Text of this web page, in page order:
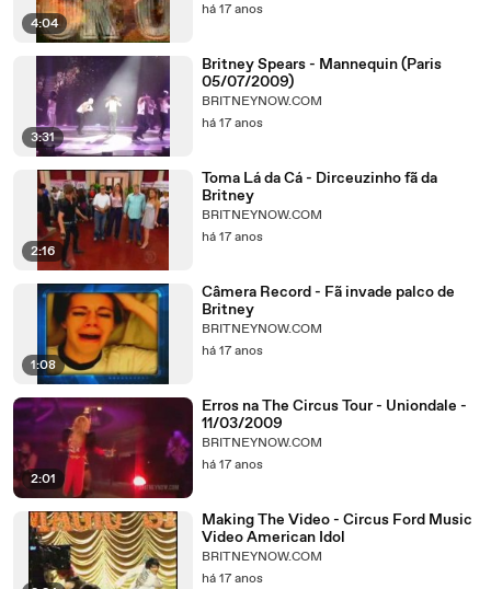
4:04
há 17 anos
3:31
Britney Spears - Mannequin (Paris
05/07/2009)
BRITNEYNOW.COM
há 17 anos
2:16
Toma Lá da Cá - Dirceuzinho fã da
Britney
BRITNEYNOW.COM
há 17 anos
1:08
Câmera Record - Fã invade palco de
Britney
BRITNEYNOW.COM
há 17 anos
2:01
Erros na The Circus Tour - Uniondale -
11/03/2009
BRITNEYNOW.COM
há 17 anos
Making The Video - Circus Ford Music
Video American Idol
BRITNEYNOW.COM
há 17 anos